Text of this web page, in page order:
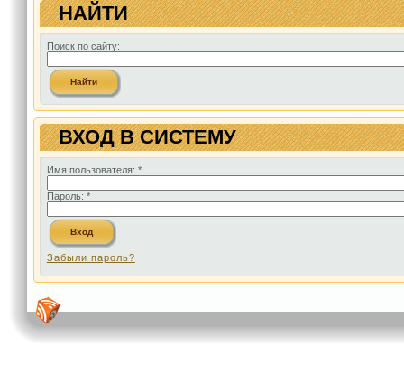
НАЙТИ
Поиск по сайту:
ВХОД В СИСТЕМУ
Имя пользователя: *
Пароль: *
Забыли пароль?